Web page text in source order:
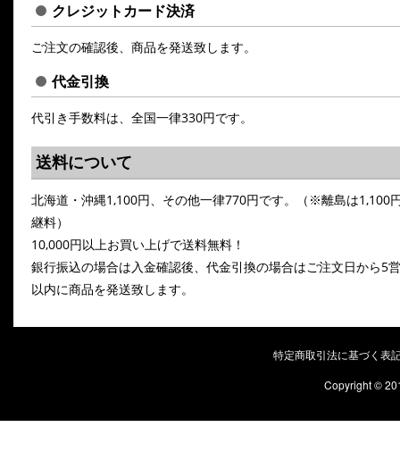
クレジットカード決済
ご注文の確認後、商品を発送致します。
代金引換
代引き手数料は、全国一律330円です。
送料について
北海道・沖縄1,100円、その他一律770円です。（※離島は1,100
継料）
10,000円以上お買い上げで送料無料！
銀行振込の場合は入金確認後、代金引換の場合はご注文日から5
以内に商品を発送致します。
特定商取引法に基づく表
Copyright ©